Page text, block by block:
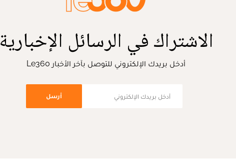
الاشتراك في الرسائل الإخبارية
أدخل بريدك الإلكتروني للتوصل بآخر الأخبار Le360
أرسل